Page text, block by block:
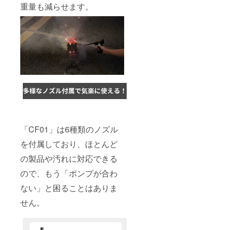
重量も減らせます。
「CF01」は6種類のノズル
を付属しており、ほとんど
の製品や汚れに対応できる
ので、もう「ポンプが合わ
ない」と困ることはありま
せん。